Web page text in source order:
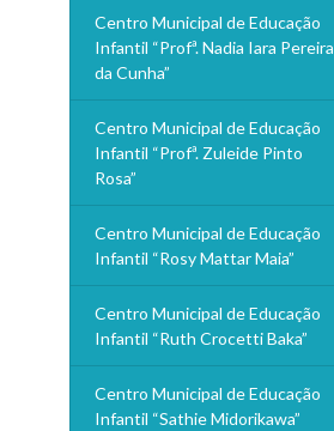
Centro Municipal de Educação
Infantil “Profª. Nadia Iara Pereira
da Cunha”
Centro Municipal de Educação
Infantil “Profª. Zuleide Pinto
Rosa”
Centro Municipal de Educação
Infantil “Rosy Mattar Maia”
Centro Municipal de Educação
Infantil “Ruth Crocetti Baka”
Centro Municipal de Educação
Infantil “Sathie Midorikawa”